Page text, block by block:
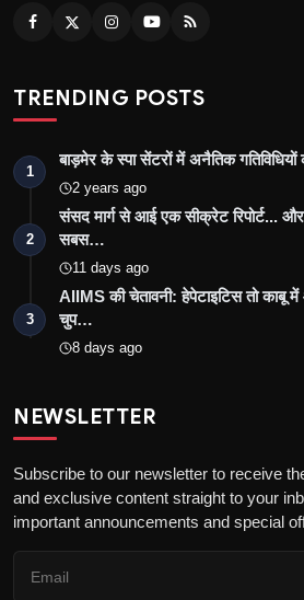
TRENDING POSTS
1
बाड़मेर के स्पा सेंटरों में अनैतिक
2 years ago
2
संसद मार्ग से आई एक सीक्रेट रिपोर्ट...
सबस…
11 days ago
3
AIIMS की चेतावनी: हेपेटाइटिस तो काबू
चुप…
8 days ago
NEWSLETTER
Subscribe to our newsletter to receive
and exclusive content straight to your
important announcements and special